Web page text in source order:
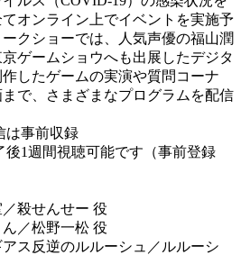
オンライン上でイベントを実施予
クショーでは、人気声優の福山潤
ゲームショウへも出展したデジタ
したゲームの実演や質問コーナ
で、さまざまなプログラムを配信
は事前収録
1週間視聴可能です（事前登録
殺せんせー 役
野一松 役
ルルーシュ／ルルーシ